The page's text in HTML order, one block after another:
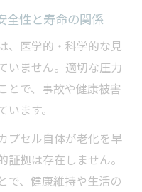
全性と寿命の関係
、医学的・科学的な見
いません。適切な圧力
とで、事故や健康被害
ます。
プセル自体が老化を早
拠は存在しません。
で、健康維持や生活の